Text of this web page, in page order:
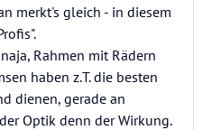
merkt's gleich - in diesem
Rahmen mit Rädern
haben z.T. die besten
dienen, gerade an
Optik denn der Wirkung.